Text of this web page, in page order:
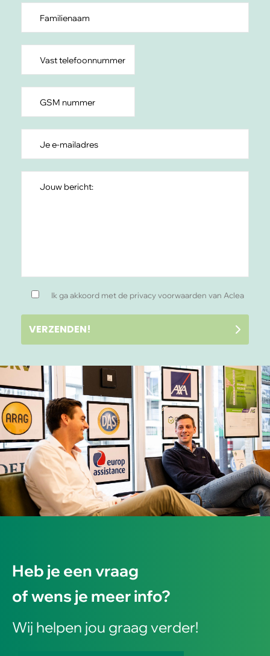
Ik ga akkoord met de privacy voorwaarden van Aclea
VERZENDEN!
Heb je een vraag
of wens je meer info?
Wij helpen jou graag verder!